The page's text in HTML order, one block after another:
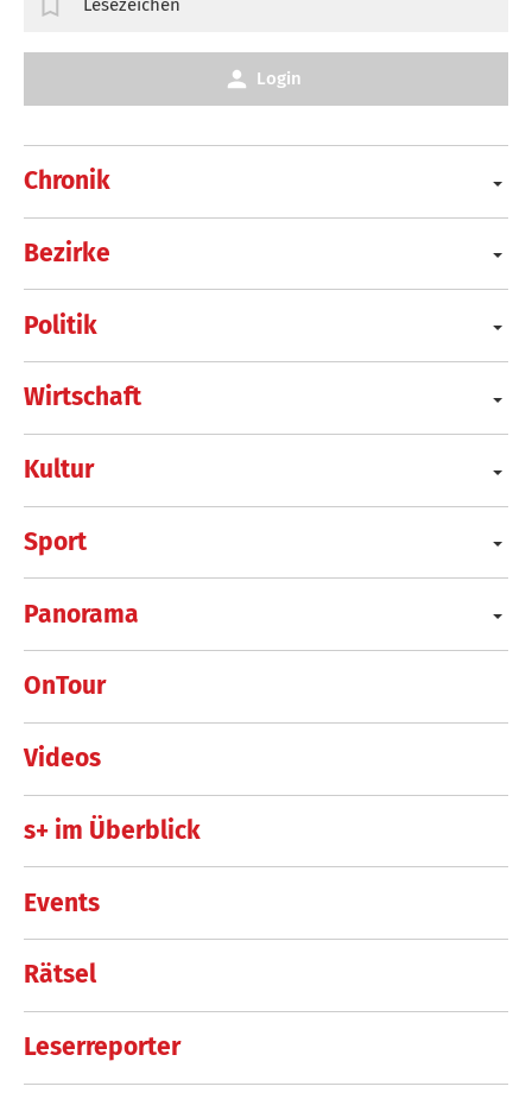
Chronik
Bezirke
Politik
Wirtschaft
Kultur
Sport
Panorama
OnTour
Videos
s+ im Überblick
Events
Rätsel
Leserreporter
Lesezeichen
Login